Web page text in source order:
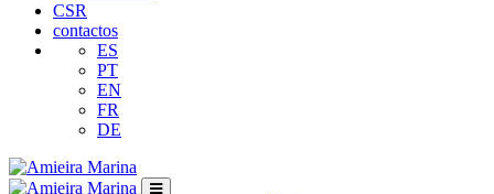
CSR
contactos
ES
PT
EN
FR
DE